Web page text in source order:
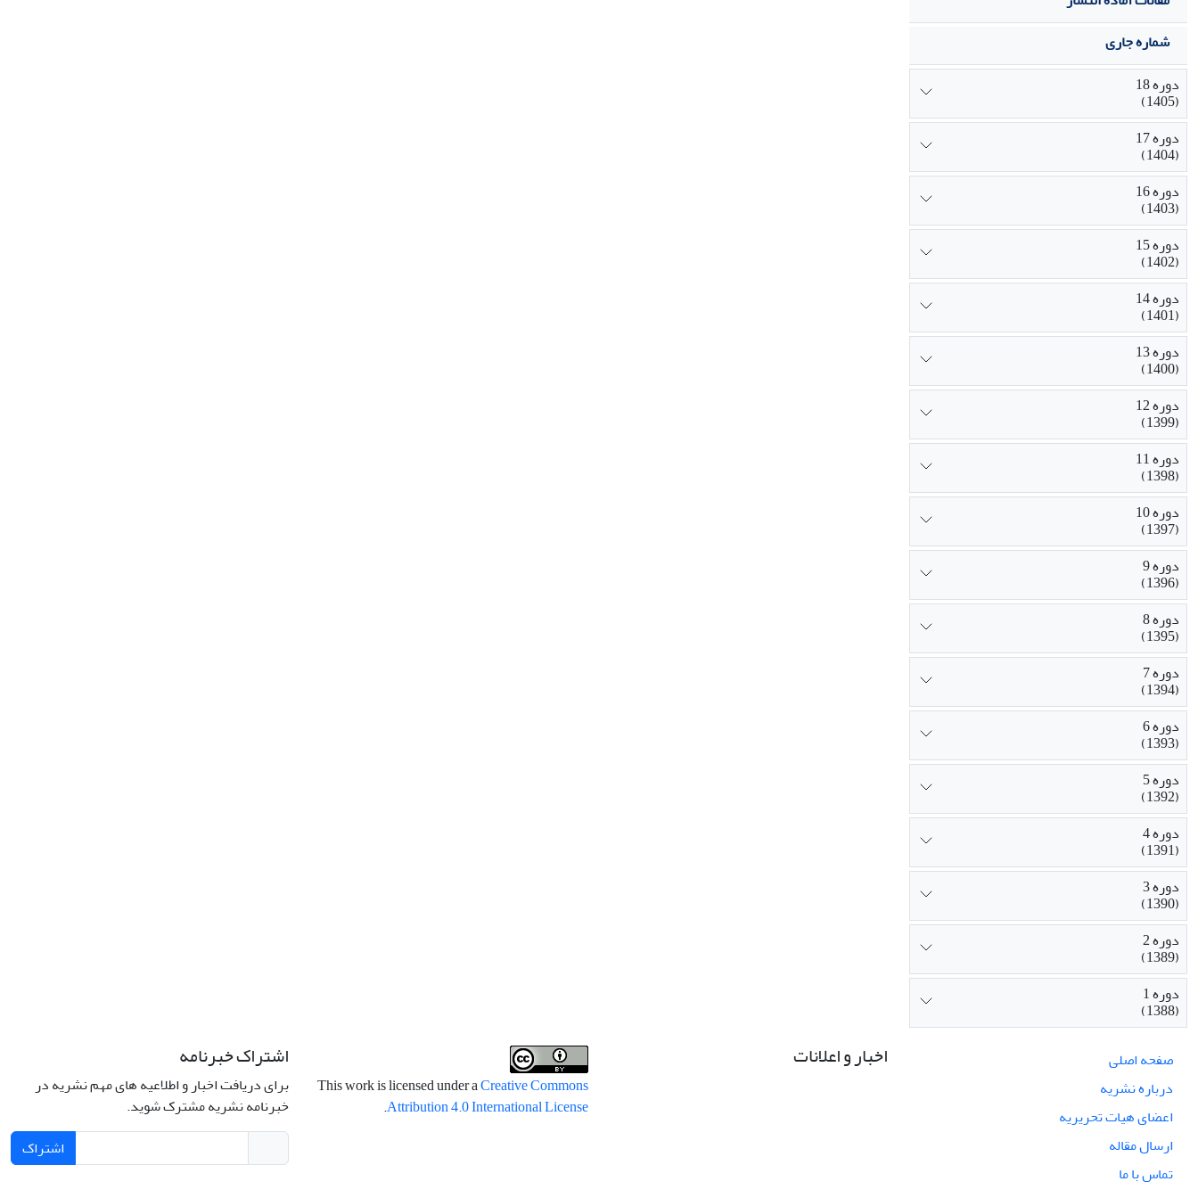
شماره جاری
دوره 18
(1405)
دوره 17
(1404)
دوره 16
(1403)
دوره 15
(1402)
دوره 14
(1401)
دوره 13
(1400)
دوره 12
(1399)
دوره 11
(1398)
دوره 10
(1397)
دوره 9
(1396)
دوره 8
(1395)
دوره 7
(1394)
دوره 6
(1393)
دوره 5
(1392)
دوره 4
(1391)
دوره 3
(1390)
دوره 2
(1389)
دوره 1
(1388)
صفحه اصلی
درباره نشریه
اعضای هیات تحریریه
ارسال مقاله
تماس با ما
اخبار و اعلانات
This work is licensed under aCreative Commons
Attribution 4.0 International License
.
اشتراک خبرنامه
برای دریافت اخبار و اطلاعیه های مهم نشریه در
خبرنامه نشریه مشترک شوید.
اشتراک